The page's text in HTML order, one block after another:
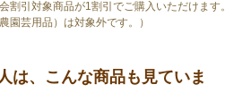
割引対象商品が1割引でご購入いただけます。
園芸用品）は対象外です。）
は、こんな商品も見ていま